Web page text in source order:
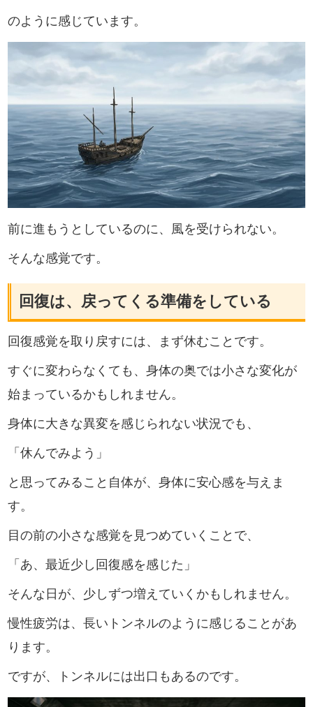
のように感じています。
前に進もうとしているのに、風を受けられない。
そんな感覚です。
回復は、戻ってくる準備をしている
回復感覚を取り戻すには、まず休むことです。
すぐに変わらなくても、身体の奥では小さな変化が
始まっているかもしれません。
身体に大きな異変を感じられない状況でも、
「休んでみよう」
と思ってみること自体が、身体に安心感を与えま
す。
目の前の小さな感覚を見つめていくことで、
「あ、最近少し回復感を感じた」
そんな日が、少しずつ増えていくかもしれません。
慢性疲労は、長いトンネルのように感じることがあ
ります。
ですが、トンネルには出口もあるのです。